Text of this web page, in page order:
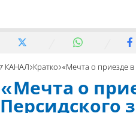
7 КАНАЛ Кратко «Мечта о приезде в страну
«Мечта о
Персидского